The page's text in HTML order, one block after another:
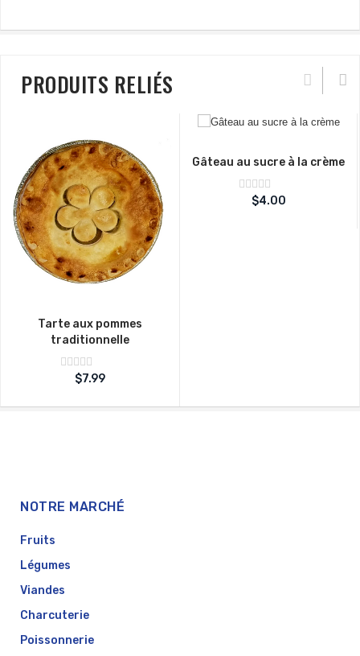
PRODUITS RELIÉS
Tarte aux pommes
traditionnelle
Note
sur
$7.99
Gâteau au sucre à la crème
Note
sur
$4.00
NOTRE MARCHÉ
Fruits
Légumes
Viandes
Charcuterie
Poissonnerie